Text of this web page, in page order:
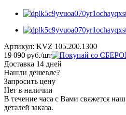
Артикул: KVZ 105.200.1300
19 090 руб./шт
Доставка 14 дней
Нашли дешевле?
Запросить цену
Нет в наличии
В течение часа с Вами свяжется
деталей заказа.